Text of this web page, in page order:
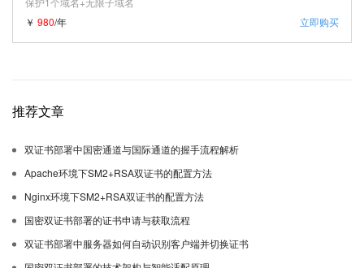
立即购买
￥ 980/年
推荐文章
双证书部署中国密通道与国际通道的握手流程解析
Apache环境下SM2+RSA双证书的配置方法
Nginx环境下SM2+RSA双证书的配置方法
国密双证书部署的证书申请与获取流程
双证书部署中服务器如何自动识别客户端并切换证书